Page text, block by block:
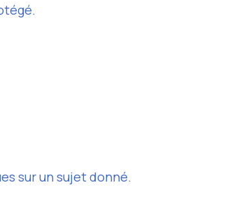
sur un sujet donné.